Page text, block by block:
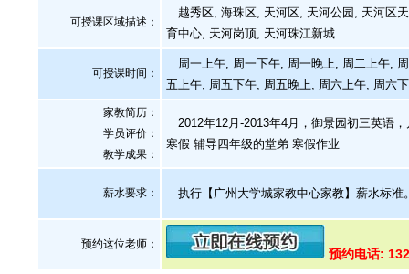
可授课区域描述：
越秀区, 海珠区, 天河区, 天河公园, 天河区
育中心, 天河岗顶, 天河珠江新城
可授课时间：
周一上午, 周一下午, 周一晚上, 周二上午,
五上午, 周五下午, 周五晚上, 周六上午, 周六
家教简历：
学员评价：
教学成果：
2012年12月-2013年4月，御景园初三英语
寒假 辅导四年级的堂弟 寒假作业
薪水要求： 执行【广州大学城家教中心家教】薪水标准
预约这位老师：
预约电话: